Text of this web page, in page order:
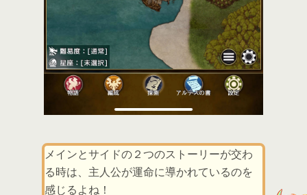
メインとサイドの２つのストーリーが交わ
る時は、主人公が運命に導かれているのを
感じるよね！